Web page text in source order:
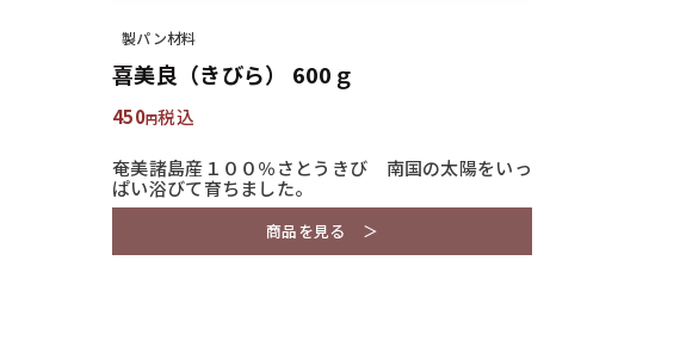
製パン材料
喜美良（きびら） 600ｇ
450 税込
奄美諸島産１００％さとうきび 南国の太陽をいっ
ぱい浴びて育ちました。
商品を見る